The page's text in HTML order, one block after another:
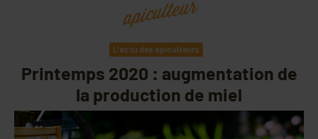
apiculteur
L'actu des apiculteurs
Printemps 2020 : augmentation de
la production de miel